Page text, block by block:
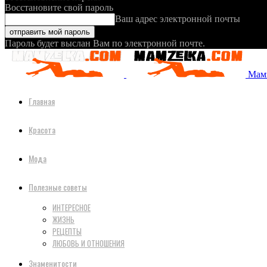
Восстановите свой пароль
Ваш адрес электронной почты
Пароль будет выслан Вам по электронной почте.
Главная
Красота
Мода
Полезные советы
ИНТЕРЕСНОЕ
ЖИЗНЬ
РЕЦЕПТЫ
ЛЮБОВЬ И ОТНОШЕНИЯ
Знаменитости